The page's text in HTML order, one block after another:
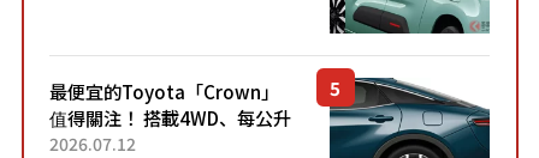
最便宜的Toyota「Crown」
值得關注！ 搭載4WD、每公升
22.4公里低油耗表現超亮眼！
2026.07.12